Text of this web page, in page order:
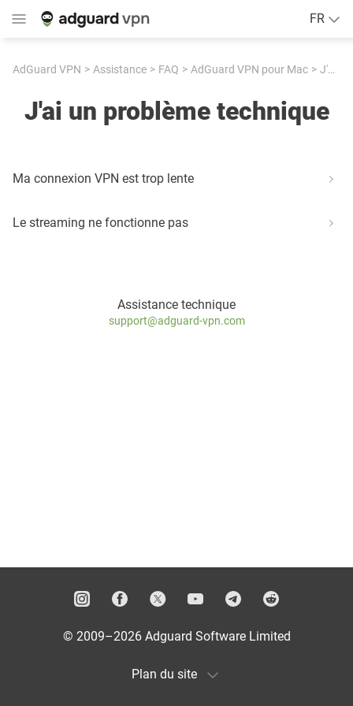
FR
AdGuard VPN Assistance FAQ AdGuard VPN pour Mac J'ai un problème technique
J'ai un problème technique
Ma connexion VPN est trop lente
Le streaming ne fonctionne pas
Assistance technique
support@adguard-vpn.com
© 2009–2026 Adguard Software Limited
Plan du site